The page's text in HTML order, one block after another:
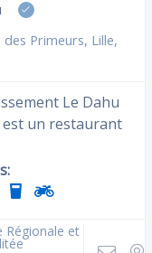
des Primeurs, Lille,
Le Dahu
est un restaurant
Régionale et